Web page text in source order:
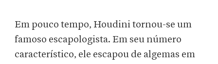
Em pouco tempo, Houdini tornou-se um
famoso escapologista. Em seu número
característico, ele escapou de algemas em